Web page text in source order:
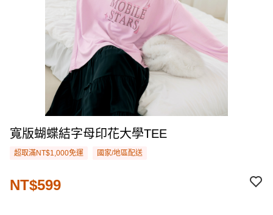
寬版蝴蝶結字母印花大學TEE
超取滿NT$1,000免運 國家/地區配送
NT$599